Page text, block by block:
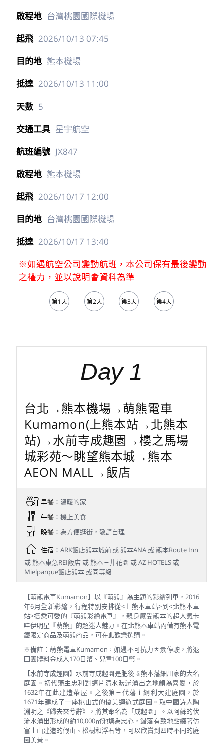
台灣桃園國際機場
2026/10/13 07:45
熊本機場
2026/10/13 11:00
5
星宇航空
JX847
熊本機場
2026/10/17 12:00
台灣桃園國際機場
2026/10/17 13:40
※如遇航空公司變動航班，本公司保有最後變動
之權力，並以說明會資料為準
第1天 第2天 第3天 第4天
Day 1
台北→熊本機場→萌熊電車
Kumamon(上熊本站→北熊本
站)→水前寺成趣園→櫻之馬場
城彩苑～眺望熊本城→熊本
AEON MALL→飯店
早餐：溫暖的家
午餐：機上美食
晚餐：為方便逛街，敬請自理
住宿：ARK飯店熊本城前 或 熊本ANA 或 熊本Route Inn
或 熊本東急REI飯店 或 熊本三井花園 或 AZ HOTELS 或
Mielparque飯店熊本 或同等級
【萌熊電車Kumamon】以『萌熊』為主題的彩繪列車，2016
年6月全新彩繪，行程特別安排從<上熊本車站>到<北熊本車
站>搭乘可愛的『萌熊彩繪電車』，親身感受熊本的超人氣卡
哇伊明星『萌熊』的超迷人魅力。在北熊本車站內備有熊本電
鐵限定商品及萌熊商品，可在此歡樂選購。
※備註：萌熊電車Kumamon，如遇不可抗力因素停駛，將退
回團體料金成人170日幣、兒童100日幣。
【水前寺成趣園】水前寺成趣園是肥後國熊本藩細川家的大名
庭園。初代藩主忠利對這片清水潺潺湧出之地頗為喜愛，於
1632年在此建造茶屋。之後第三代藩主綱利大建庭園，於
1671年建成了一座桃山式的優美迴遊式庭園。取中國詩人陶
淵明之《歸去來兮辭》，將其命名為「成趣園」。以阿蘇的伏
流水湧出形成的約10,000㎡池塘為忠心，錯落有致地點綴著仿
富士山建造的假山、松樹和浮石等，可以欣賞到四時不同的庭
園美景。